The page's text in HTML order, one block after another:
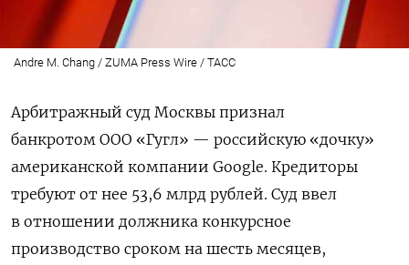
Andre M. Chang / ZUMA Press Wire / ТАСС
Арбитражный суд Москвы признал
банкротом ООО «Гугл» — российскую «дочку»
американской компании Google. Кредиторы
требуют от нее 53,6 млрд рублей. Суд ввел
в отношении должника конкурсное
производство сроком на шесть месяцев,